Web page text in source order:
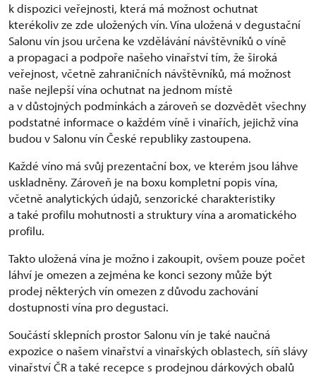
k dispozici veřejnosti, která má možnost ochutnat
kterékoliv ze zde uložených vín. Vína uložená v degustační
Salonu vín jsou určena ke vzdělávání návštěvníků o víně
a propagaci a podpoře našeho vinařství tím, že široká
veřejnost, včetně zahraničních návštěvníků, má možnost
naše nejlepší vína ochutnat na jednom místě
a v důstojných podmínkách a zároveň se dozvědět všechny
podstatné informace o každém víně i vinařích, jejichž vína
budou v Salonu vín České republiky zastoupena.
Každé víno má svůj prezentační box, ve kterém jsou láhve
uskladněny. Zároveň je na boxu kompletní popis vína,
včetně analytických údajů, senzorické charakteristiky
a také profilu mohutnosti a struktury vína a aromatického
profilu.
Takto uložená vína je možno i zakoupit, ovšem pouze počet
láhví je omezen a zejména ke konci sezony může být
prodej některých vín omezen z důvodu zachování
dostupnosti vína pro degustaci.
Součástí sklepních prostor Salonu vín je také naučná
expozice o našem vinařství a vinařských oblastech, síň slávy
vinařství ČR a také recepce s prodejnou dárkových obalů